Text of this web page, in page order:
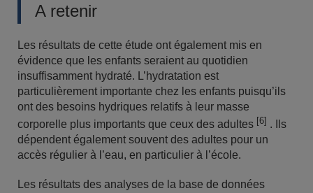
A retenir
Les résultats de cette étude ont également mis en
évidence que les enfants seraient au quotidien
insuffisamment hydraté. L’hydratation est
particulièrement importante chez les enfants puisqu’ils
ont des besoins hydriques relatifs à leur masse
corporelle plus importants que ceux des adultes [6] . Ils
dépendent également souvent des adultes pour un
accès régulier à l’eau, en particulier à l’école.
Les résultats des analyses de la base de données